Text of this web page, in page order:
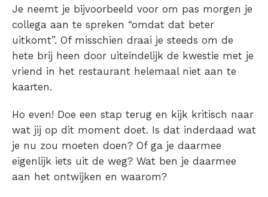
Je neemt je bijvoorbeeld voor om pas morgen je
collega aan te spreken “omdat dat beter
uitkomt”. Of misschien draai je steeds om de
hete brij heen door uiteindelijk de kwestie met je
vriend in het restaurant helemaal niet aan te
kaarten.
Ho even! Doe een stap terug en kijk kritisch naar
wat jij op dit moment doet. Is dat inderdaad wat
je nu zou moeten doen? Of ga je daarmee
eigenlijk iets uit de weg? Wat ben je daarmee
aan het ontwijken en waarom?